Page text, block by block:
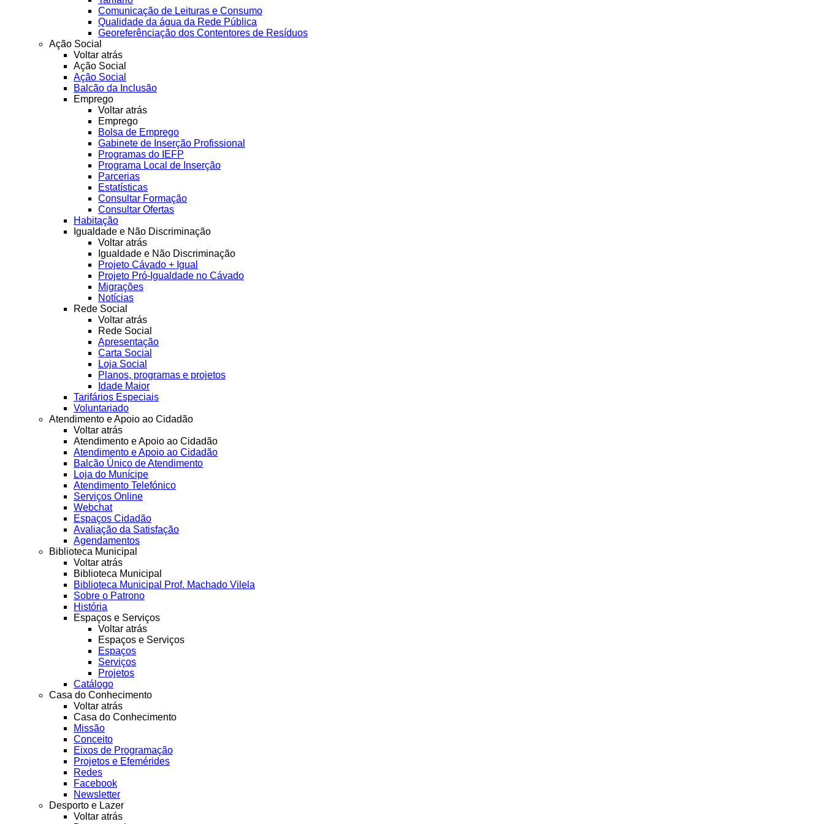
Comunicação de Leituras e Consumo
Qualidade da água da Rede Pública
Georeferênciação dos Contentores de Resíduos
Ação Social
Voltar atrás
Ação Social
Ação Social
Balcão da Inclusão
Emprego
Voltar atrás
Emprego
Bolsa de Emprego
Gabinete de Inserção Profissional
Programas do IEFP
Programa Local de Inserção
Parcerias
Estatísticas
Consultar Formação
Consultar Ofertas
Habitação
Igualdade e Não Discriminação
Voltar atrás
Igualdade e Não Discriminação
Projeto Cávado + Igual
Projeto Pró-Igualdade no Cávado
Migrações
Notícias
Rede Social
Voltar atrás
Rede Social
Apresentação
Carta Social
Loja Social
Planos, programas e projetos
Idade Maior
Tarifários Especiais
Voluntariado
Atendimento e Apoio ao Cidadão
Voltar atrás
Atendimento e Apoio ao Cidadão
Atendimento e Apoio ao Cidadão
Balcão Único de Atendimento
Loja do Munícipe
Atendimento Telefónico
Serviços Online
Webchat
Espaços Cidadão
Avaliação da Satisfação
Agendamentos
Biblioteca Municipal
Voltar atrás
Biblioteca Municipal
Biblioteca Municipal Prof. Machado Vilela
Sobre o Patrono
História
Espaços e Serviços
Voltar atrás
Espaços e Serviços
Espaços
Serviços
Projetos
Catálogo
Casa do Conhecimento
Voltar atrás
Casa do Conhecimento
Missão
Conceito
Eixos de Programação
Projetos e Efemérides
Redes
Facebook
Newsletter
Desporto e Lazer
Voltar atrás